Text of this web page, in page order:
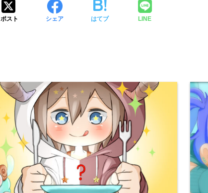
ポスト シェア はてブ LINE